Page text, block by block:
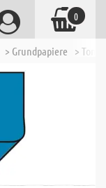
> Grundpapiere >
0